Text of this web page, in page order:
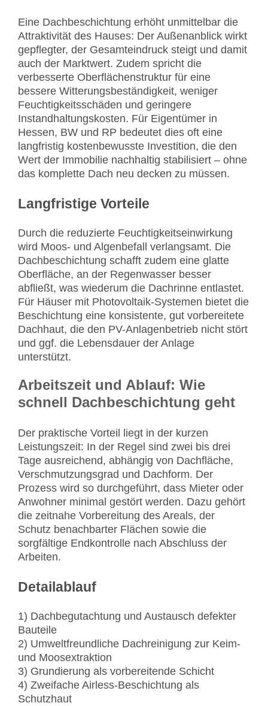
Eine Dachbeschichtung erhöht unmittelbar die
Attraktivität des Hauses: Der Außenanblick wirkt
gepflegter, der Gesamteindruck steigt und damit
auch der Marktwert. Zudem spricht die
verbesserte Oberflächenstruktur für eine
bessere Witterungsbeständigkeit, weniger
Feuchtigkeitsschäden und geringere
Instandhaltungskosten. Für Eigentümer in
Hessen, BW und RP bedeutet dies oft eine
langfristig kostenbewusste Investition, die den
Wert der Immobilie nachhaltig stabilisiert – ohne
das komplette Dach neu decken zu müssen.
Langfristige Vorteile
Durch die reduzierte Feuchtigkeitseinwirkung
wird Moos- und Algenbefall verlangsamt. Die
Dachbeschichtung schafft zudem eine glatte
Oberfläche, an der Regenwasser besser
abfließt, was wiederum die Dachrinne entlastet.
Für Häuser mit Photovoltaik-Systemen bietet die
Beschichtung eine konsistente, gut vorbereitete
Dachhaut, die den PV-Anlagenbetrieb nicht stört
und ggf. die Lebensdauer der Anlage
unterstützt.
Arbeitszeit und Ablauf: Wie
schnell Dachbeschichtung geht
Der praktische Vorteil liegt in der kurzen
Leistungszeit: In der Regel sind zwei bis drei
Tage ausreichend, abhängig von Dachfläche,
Verschmutzungsgrad und Dachform. Der
Prozess wird so durchgeführt, dass Mieter oder
Anwohner minimal gestört werden. Dazu gehört
die zeitnahe Vorbereitung des Areals, der
Schutz benachbarter Flächen sowie die
sorgfältige Endkontrolle nach Abschluss der
Arbeiten.
Detailablauf
1) Dachbegutachtung und Austausch defekter
Bauteile
2) Umweltfreundliche Dachreinigung zur Keim-
und Moosextraktion
3) Grundierung als vorbereitende Schicht
4) Zweifache Airless-Beschichtung als
Schutzhaut